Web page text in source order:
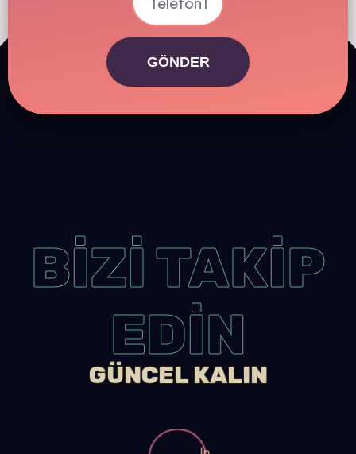
GÖNDER
BİZİ TAKİP
EDİN
GÜNCEL KALIN
In